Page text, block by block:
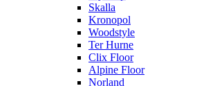
Skalla
Kronopol
Woodstyle
Ter Hurne
Clix Floor
Alpine Floor
Norland